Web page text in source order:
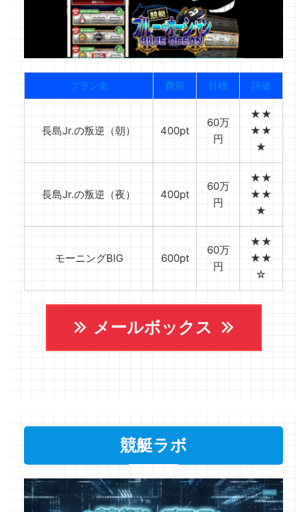
プラン名 費用 目標 評価
長島Jr.の叛逆（朝） 400pt
60万
円
★★
★★
★
長島Jr.の叛逆（夜） 400pt
60万
円
★★
★★
★
モーニングBIG 600pt
60万
円
★★
★★
☆
メールボックス
競艇ラボ